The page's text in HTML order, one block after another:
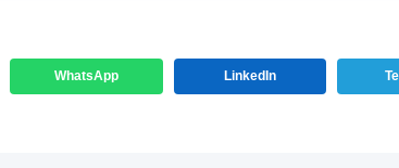
WhatsApp LinkedIn